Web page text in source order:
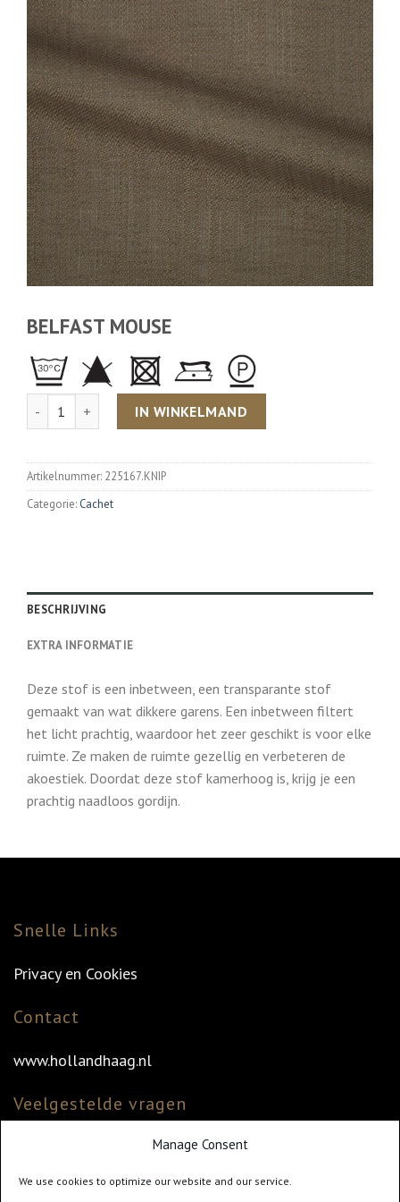
Manage Consent
We use cookies to optimize our website and our service.
BELFAST MOUSE
Aantal IN WINKELMAND
Artikelnummer: 225167.KNIP
Categorie: Cachet
BESCHRIJVING
EXTRA INFORMATIE
Deze stof is een inbetween, een transparante stof
gemaakt van wat dikkere garens. Een inbetween filtert
het licht prachtig, waardoor het zeer geschikt is voor elke
ruimte. Ze maken de ruimte gezellig en verbeteren de
akoestiek. Doordat deze stof kamerhoog is, krijg je een
prachtig naadloos gordijn.
Snelle Links
Privacy en Cookies
Contact
www.hollandhaag.nl
Veelgestelde vragen
Veelgestelde vragen